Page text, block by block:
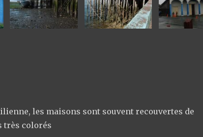
les maisons sont souvent recouvertes de
très colorés